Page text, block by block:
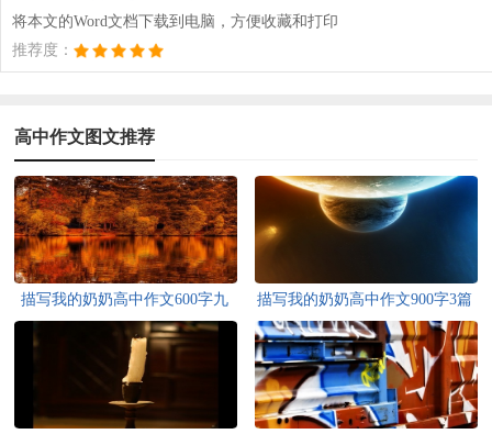
将本文的Word文档下载到电脑，方便收藏和打印
推荐度：
高中作文图文推荐
描写我的奶奶高中作文600字九
篇
描写我的奶奶高中作文900字3篇